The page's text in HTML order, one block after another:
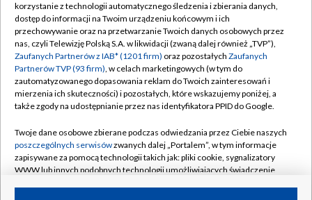
TVP
Abonament TVP
Emisja w TVP
Centrum informacji TVP
Naziemna Telewizja Cyfrowa
Rada Programowa
System NOS
Informacje o nadawcy
Regulamin TVP
Polityka prywatności
Moje zgody
Pomoc
Kontakt
Kanały
korzystanie z technologii automatycznego śledzenia i zbierania danych,
dostęp do informacji na Twoim urządzeniu końcowym i ich
przechowywanie oraz na przetwarzanie Twoich danych osobowych przez
nas, czyli Telewizję Polską S.A. w likwidacji (zwaną dalej również „TVP”),
Zaufanych Partnerów z IAB* (1201 firm) oraz pozostałych Zaufanych
Partnerów TVP (93 firm), w celach marketingowych (w tym do
zautomatyzowanego dopasowania reklam do Twoich zainteresowań i
mierzenia ich skuteczności) i pozostałych, które wskazujemy poniżej, a
także zgody na udostępnianie przez nas identyfikatora PPID do Google.
Twoje dane osobowe zbierane podczas odwiedzania przez Ciebie naszych
poszczególnych serwisówzwanych dalej „Portalem”, w tym informacje
zapisywane za pomocą technologii takich jak: pliki cookie, sygnalizatory
WWW lub innych podobnych technologii umożliwiających świadczenie